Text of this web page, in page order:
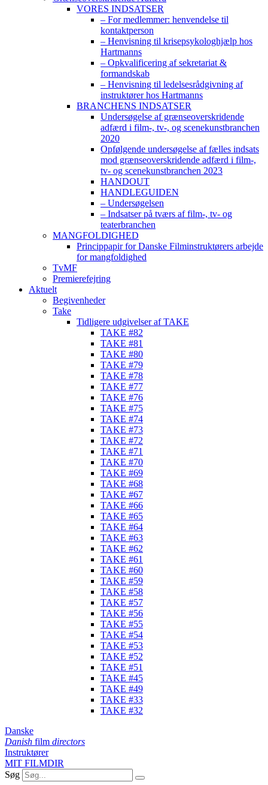
VORES INDSATSER
– For medlemmer: henvendelse til
kontaktperson
– Henvisning til krisepsykologhjælp hos
Hartmanns
– Opkvalificering af sekretariat &
formandskab
– Henvisning til ledelsesrådgivning af
instruktører hos Hartmanns
BRANCHENS INDSATSER
Undersøgelse af grænseoverskridende
adfærd i film-, tv-, og scenekunstbranchen
2020
Opfølgende undersøgelse af fælles indsats
mod grænseoverskridende adfærd i film-,
tv- og scenekunstbranchen 2023
HANDOUT
HANDLEGUIDEN
– Undersøgelsen
– Indsatser på tværs af film-, tv- og
teaterbranchen
MANGFOLDIGHED
Princippapir for Danske Filminstruktørers arbejde
for mangfoldighed
TvMF
Premierefejring
Aktuelt
Begivenheder
Take
Tidligere udgivelser af TAKE
TAKE #82
TAKE #81
TAKE #80
TAKE #79
TAKE #78
TAKE #77
TAKE #76
TAKE #75
TAKE #74
TAKE #73
TAKE #72
TAKE #71
TAKE #70
TAKE #69
TAKE #68
TAKE #67
TAKE #66
TAKE #65
TAKE #64
TAKE #63
TAKE #62
TAKE #61
TAKE #60
TAKE #59
TAKE #58
TAKE #57
TAKE #56
TAKE #55
TAKE #54
TAKE #53
TAKE #52
TAKE #51
TAKE #45
TAKE #49
TAKE #33
TAKE #32
Danske
Danish film directors
Instruktører
MIT FILMDIR
Søg